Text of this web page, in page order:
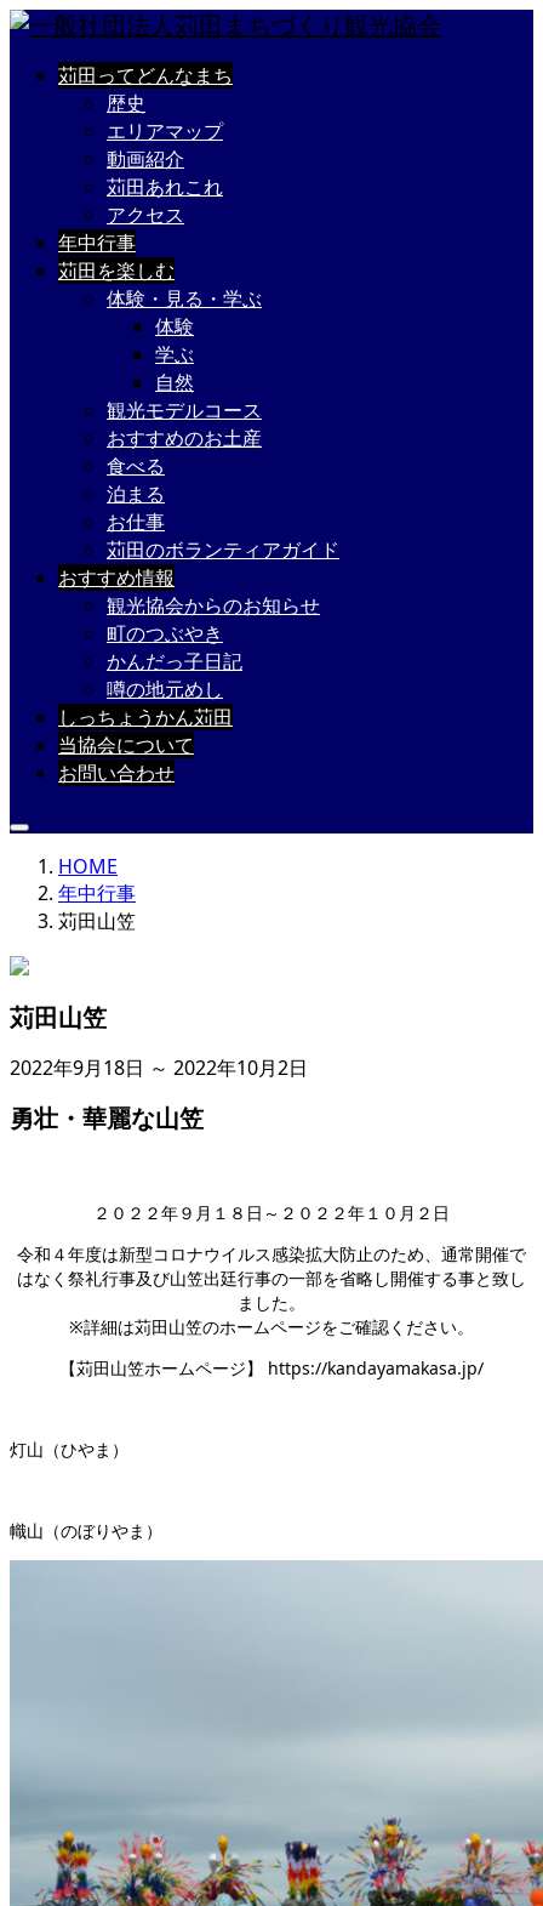
苅田ってどんなまち
歴史
エリアマップ
動画紹介
苅田あれこれ
アクセス
年中行事
苅田を楽しむ
体験・見る・学ぶ
体験
学ぶ
自然
観光モデルコース
おすすめのお土産
食べる
泊まる
お仕事
苅田のボランティアガイド
おすすめ情報
観光協会からのお知らせ
町のつぶやき
かんだっ子日記
噂の地元めし
しっちょうかん苅田
当協会について
お問い合わせ
HOME
年中行事
苅田山笠
苅田山笠
2022年9月18日 ～ 2022年10月2日
勇壮・華麗な山笠
２０２２年９月１８日～２０２２年１０月２日
令和４年度は新型コロナウイルス感染拡大防止のため、通常開催で
はなく祭礼行事及び山笠出廷行事の一部を省略し開催する事と致し
ました。
※詳細は苅田山笠のホームページをご確認ください。
【苅田山笠ホームページ】 https://kandayamakasa.jp/
灯山（ひやま）
幟山（のぼりやま）